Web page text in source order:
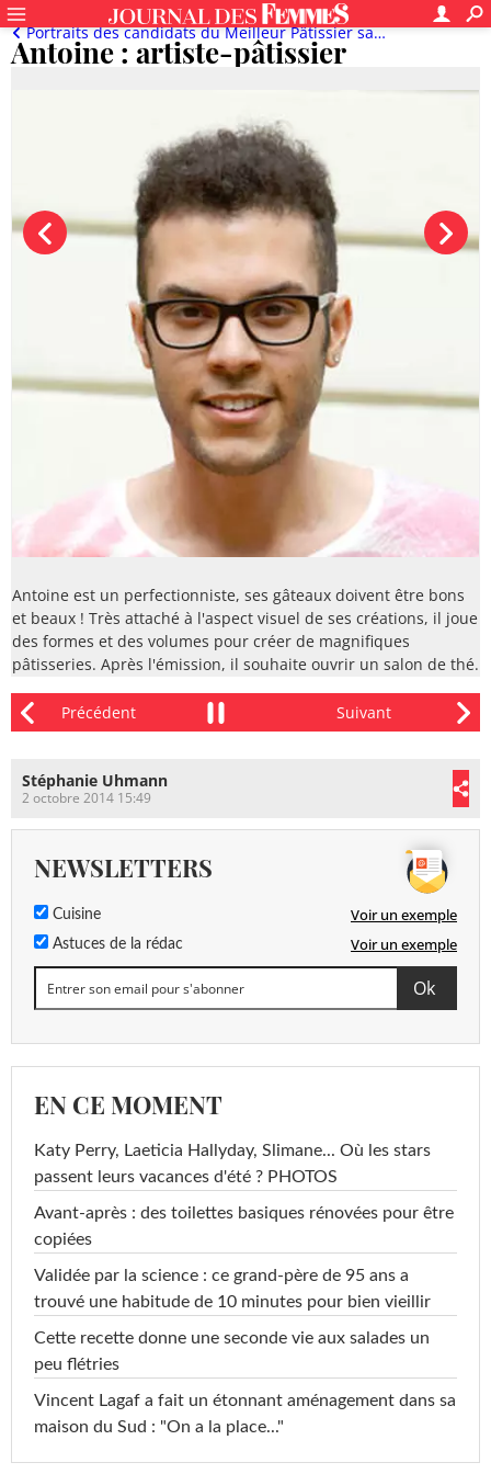
Antoine : artiste-pâtissier
Portraits des candidats du Meilleur Pâtissier saison 3
Antoine est un perfectionniste, ses gâteaux doivent être bons
et beaux ! Très attaché à l'aspect visuel de ses créations, il joue
des formes et des volumes pour créer de magnifiques
pâtisseries. Après l'émission, il souhaite ouvrir un salon de thé.
Stéphanie Uhmann
2 octobre 2014 15:49
NEWSLETTERS
Cuisine Voir un exemple
Astuces de la rédac Voir un exemple
EN CE MOMENT
Katy Perry, Laeticia Hallyday, Slimane... Où les stars
passent leurs vacances d'été ? PHOTOS
Avant-après : des toilettes basiques rénovées pour être
copiées
Validée par la science : ce grand-père de 95 ans a
trouvé une habitude de 10 minutes pour bien vieillir
Cette recette donne une seconde vie aux salades un
peu flétries
Vincent Lagaf a fait un étonnant aménagement dans sa
maison du Sud : "On a la place..."